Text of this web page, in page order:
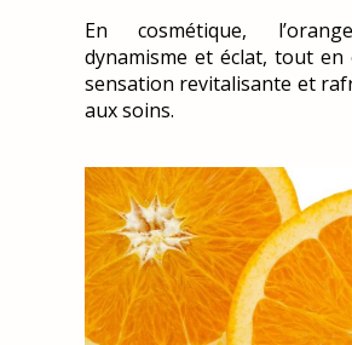
En cosmétique,
dynamisme et éclat, tout
sensation revitalisante et
aux soins.